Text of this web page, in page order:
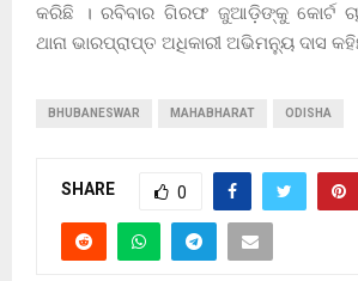
କରିଛି । ରବିବାର ଗିରଫ ଜୁଆଡ଼ିଙ୍କୁ କୋର୍ଟ
ଥାନା ଭାରପ୍ରାପ୍ତ ଅଧିକାରୀ ଅଭିମନ୍ୟୁ ଦାସ
BHUBANESWAR MAHABHARAT ODISHA
SHARE 0